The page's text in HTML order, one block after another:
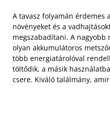
A tavasz folyamán érdemes
növényeket és a
megszabadítani. A nagyobb
olyan akkumulátoros
több energiatárolóval
töltődik, a másik
csere. Kiváló találmány,